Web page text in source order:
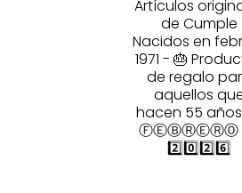
Artículos
de Cumple
Nacidos en
1971 - 🎂
de regalo
aquellos
hacen 55
ⒻⒺⒷⓇⒺⓇⓄ
2️⃣0️⃣2️⃣6️⃣